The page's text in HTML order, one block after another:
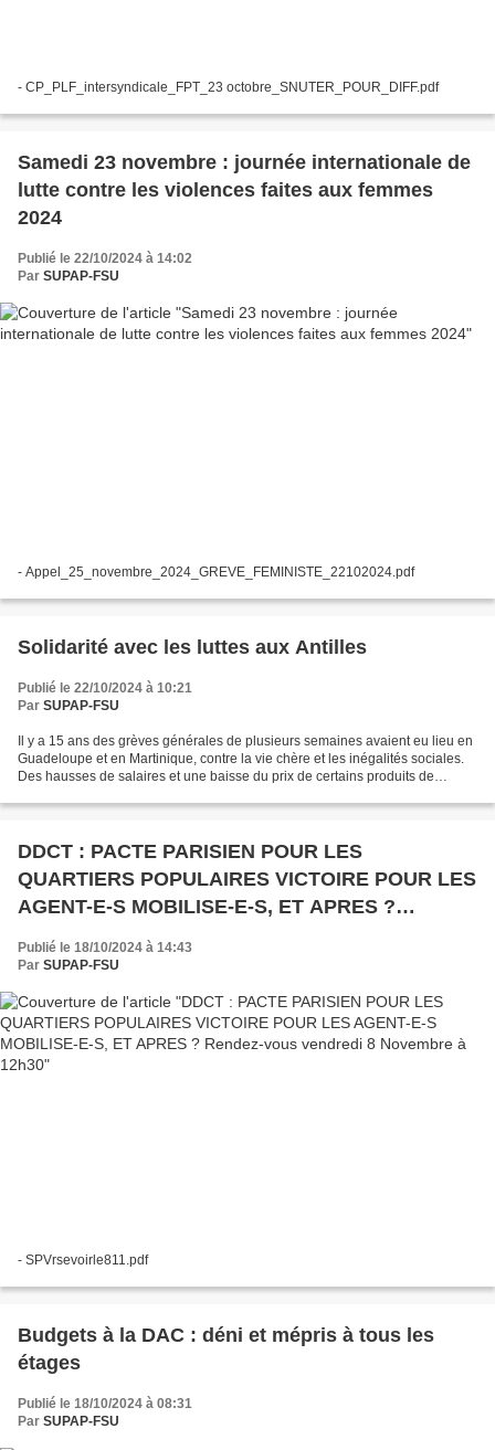
- CP_PLF_intersyndicale_FPT_23 octobre_SNUTER_POUR_DIFF.pdf
Samedi 23 novembre : journée internationale de
lutte contre les violences faites aux femmes
2024
Publié le 22/10/2024 à 14:02
Par SUPAP-FSU
- Appel_25_novembre_2024_GREVE_FEMINISTE_22102024.pdf
Solidarité avec les luttes aux Antilles
Publié le 22/10/2024 à 10:21
Par SUPAP-FSU
Il y a 15 ans des grèves générales de plusieurs semaines avaient eu lieu en
Guadeloupe et en Martinique, contre la vie chère et les inégalités sociales.
Des hausses de salaires et une baisse du prix de certains produits de
DDCT : PACTE PARISIEN POUR LES
QUARTIERS POPULAIRES VICTOIRE POUR LES
AGENT-E-S MOBILISE-E-S, ET APRES ?
Publié le 18/10/2024 à 14:43
Par SUPAP-FSU
- SPVrsevoirle811.pdf
Budgets à la DAC : déni et mépris à tous les
étages
Publié le 18/10/2024 à 08:31
Par SUPAP-FSU